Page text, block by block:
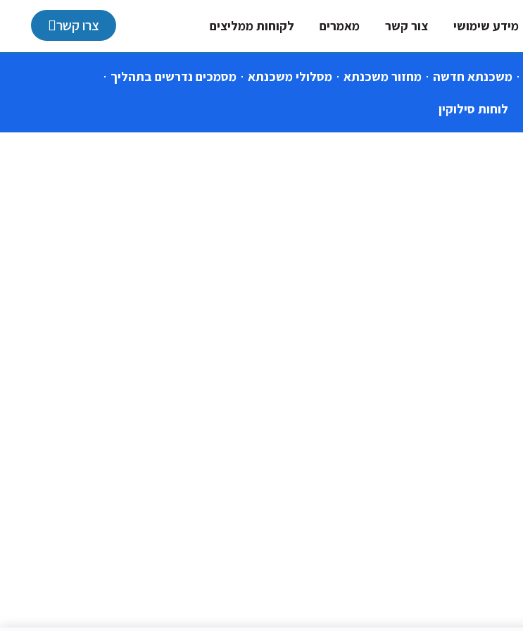
מידע שימושי צור קשר מאמרים לקוחות ממליצים צרו קשר
משכנתא חדשה מחזור משכנתא מסלולי משכנתא
מסמכים נדרשים בתהליך
לוחות סילוקין